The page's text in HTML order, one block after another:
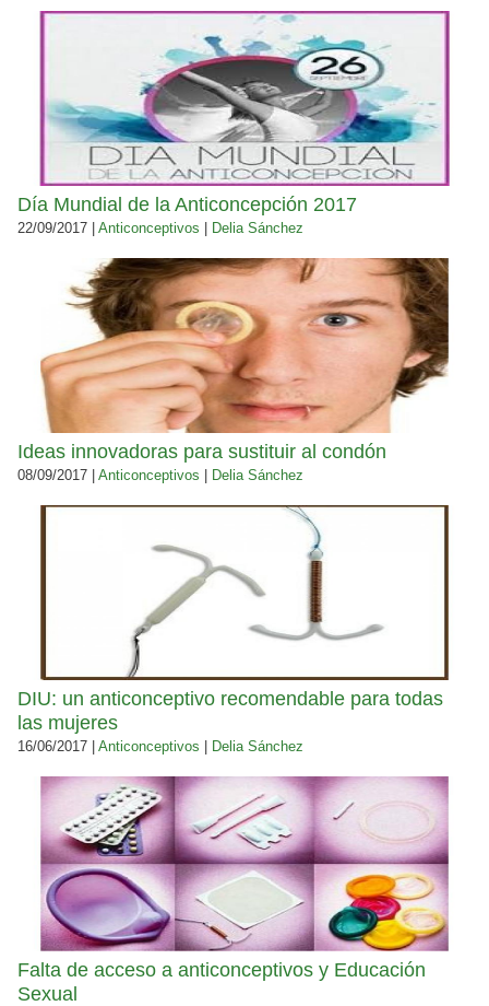
Día Mundial de la Anticoncepción 2017
22/09/2017 | Anticonceptivos Delia Sánchez
Ideas innovadoras para sustituir al condón
08/09/2017 | Anticonceptivos Delia Sánchez
DIU: un anticonceptivo recomendable para todas
las mujeres
16/06/2017 | Anticonceptivos Delia Sánchez
Falta de acceso a anticonceptivos y Educación
Sexual